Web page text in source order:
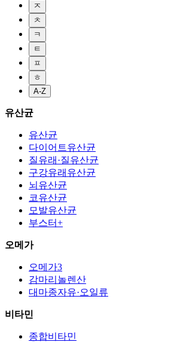
ㅈ
ㅊ
ㅋ
ㅌ
ㅍ
ㅎ
A-Z
유산균
유산균
다이어트유산균
질유래·질유산균
구강유래유산균
뇌유산균
코유산균
모발유산균
부스터+
오메가
오메가3
감마리놀렌산
대마종자유·오일류
비타민
종합비타민